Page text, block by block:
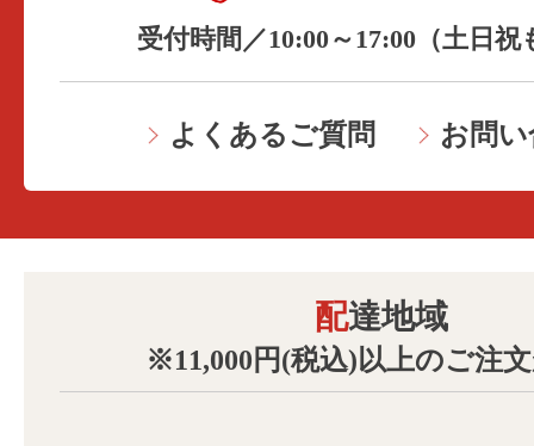
受付時間／10:00～17:00（土日祝
よくあるご質問 お問
配達地域
※11,000円(税込)以上のご注